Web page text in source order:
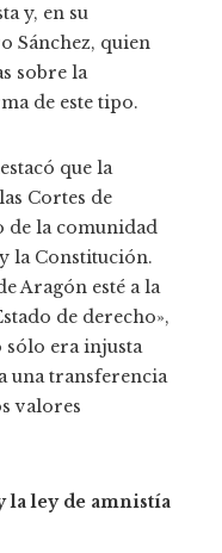
y, en su
Sánchez, quien
sobre la
de este tipo.
que la
Cortes de
la comunidad
la Constitución.
Aragón esté a la
de derecho»,
sólo era injusta
una transferencia
valores
ley de amnistía